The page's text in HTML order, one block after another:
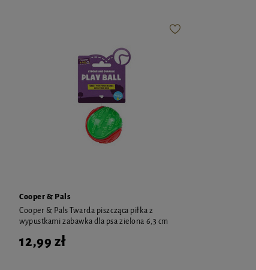
Cooper & Pals
Cooper & Pals Twarda piszcząca piłka z
wypustkami zabawka dla psa zielona 6,3 cm
12,99 zł